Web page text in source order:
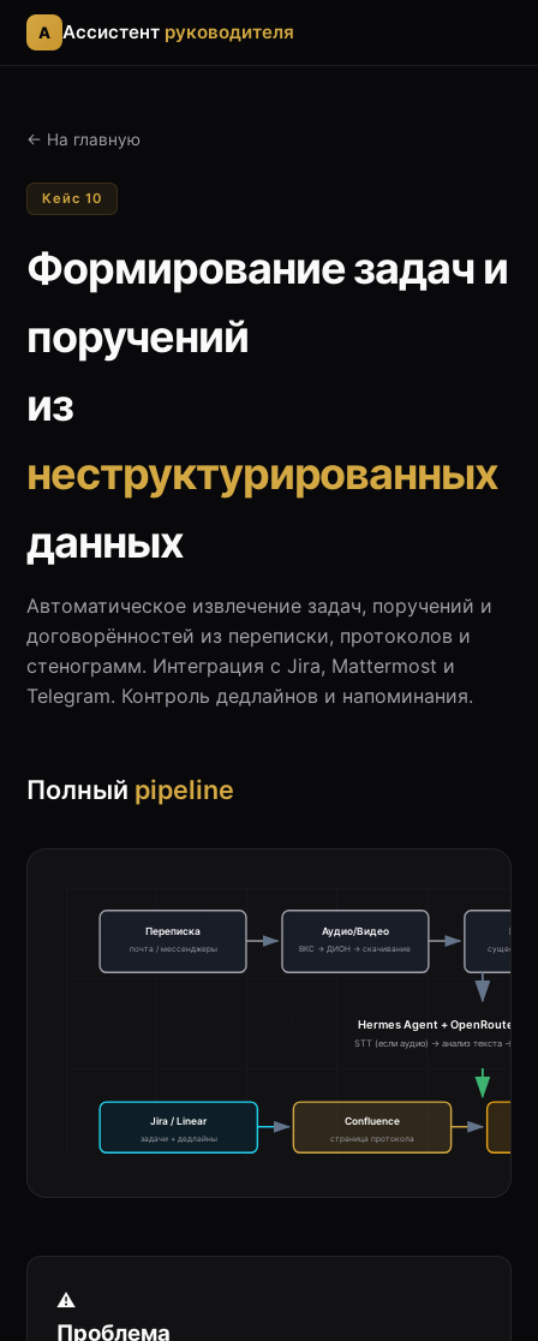
A Ассистент руководителя
← На главную
Кейс 10
Формирование задач и
поручений
из
неструктурированных
данных
Автоматическое извлечение задач, поручений и
договорённостей из переписки, протоколов и
стенограмм. Интеграция с Jira, Mattermost и
Telegram. Контроль дедлайнов и напоминания.
Полный pipeline
Переписка
почта / мессенджеры
Аудио/Видео
ВКС → ДИОН → скачивание
Hermes Agent + OpenRouter
STT (если аудио) → анализ текста →
Jira / Linear
задачи + дедлайны
Confluence
страница протокола
⚠️
Проблема